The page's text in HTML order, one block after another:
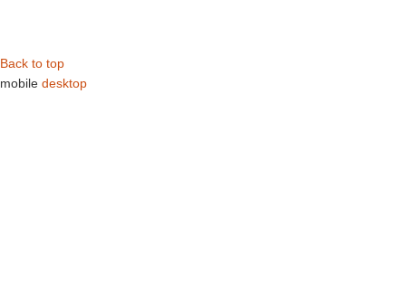
Back to top
mobile desktop